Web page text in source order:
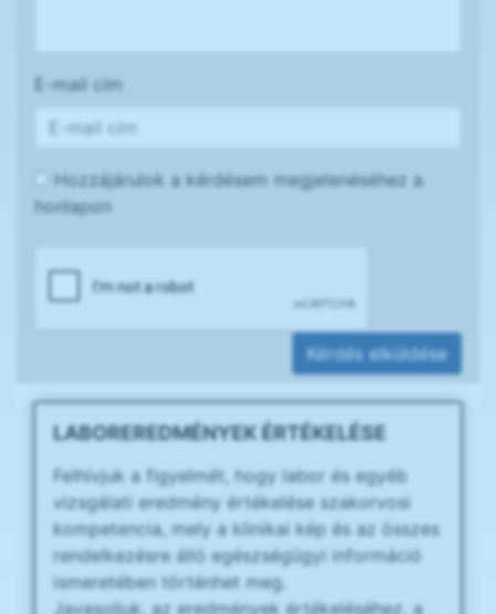
E-mail cím
Hozzájárulok a kérdésem megjelenéséhez a
honlapon
Kérdés elküldése
LABOREREDMÉNYEK ÉRTÉKELÉSE
Felhívjuk a figyelmét, hogy labor és egyéb
vizsgálati eredmény értékelése szakorvosi
kompetencia, mely a klinikai kép és az összes
rendelkezésre álló egészségügyi információ
ismeretében történhet meg.
Javasoljuk, az eredmények értékeléséhez, a